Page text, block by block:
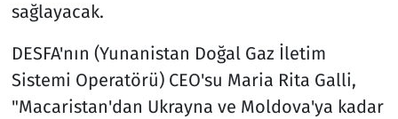
sağlayacak.
DESFA'nın (Yunanistan Doğal Gaz İletim
Sistemi Operatörü) CEO'su Maria Rita Galli,
"Macaristan'dan Ukrayna ve Moldova'ya kadar